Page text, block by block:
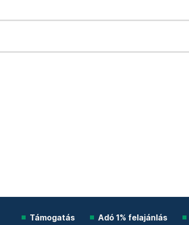
Támogatás Adó 1% felajánlás